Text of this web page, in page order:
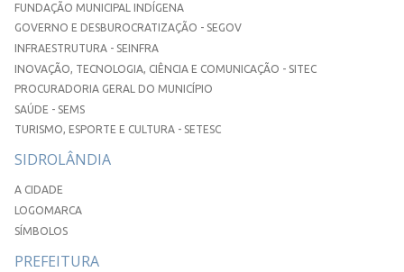
FUNDAÇÃO MUNICIPAL INDÍGENA
GOVERNO E DESBUROCRATIZAÇÃO - SEGOV
INFRAESTRUTURA - SEINFRA
INOVAÇÃO, TECNOLOGIA, CIÊNCIA E COMUNICAÇÃO - SITEC
PROCURADORIA GERAL DO MUNICÍPIO
SAÚDE - SEMS
TURISMO, ESPORTE E CULTURA - SETESC
SIDROLÂNDIA
A CIDADE
LOGOMARCA
SÍMBOLOS
PREFEITURA